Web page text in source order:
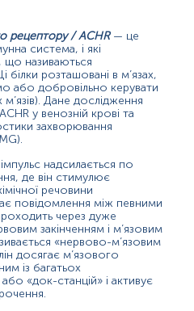
розташовуватись на
зв’язуванню
перехресно
змушуючи їх поглинатися
видалятися з нервово-
втручання є розвиток
розладу,
якщо у пацієнта
на міастенію
очей;
рецептору / ACHR— це
система, і які
що називаються
білки розташовані в м’язах,
або добровільно керувати
Дане дослідження
у венозній крові та
захворювання
надсилається по
де він стимулює
речовини
повідомлення між певними
через дуже
закінченням і м’язовим
«нервово-м’язовим
досягає м’язового
із багатьох
«док-станцій» і активує